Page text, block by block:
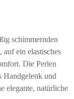
schimmernden
auf ein elastisches
Die Perlen
Handgelenk und
elegante, natürliche